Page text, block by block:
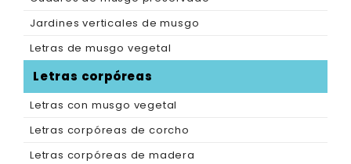
Jardines verticales de musgo
Letras de musgo vegetal
Letras corpóreas
Letras con musgo vegetal
Letras corpóreas de corcho
Letras corpóreas de madera